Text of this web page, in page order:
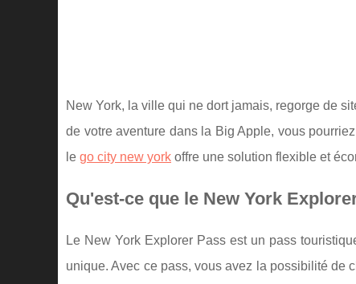
New York, la ville qui ne dort jamais, regorge de
de votre aventure dans la Big Apple, vous
le go city new york offre une solution flexible et
Qu'est-ce que le New York
Le New York Explorer Pass est un pass
unique. Avec ce pass, vous avez la possibilité de